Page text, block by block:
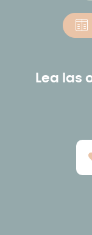
Lea las